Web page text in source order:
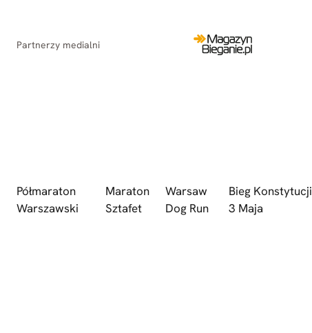
Partnerzy medialni
Półmaraton
Warszawski
Maraton
Sztafet
Warsaw
Dog Run
Bieg Konstytucji
3 Maja